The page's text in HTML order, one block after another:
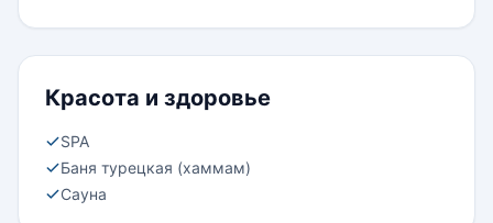
Красота и здоровье
SPA
Баня турецкая (хаммам)
Сауна